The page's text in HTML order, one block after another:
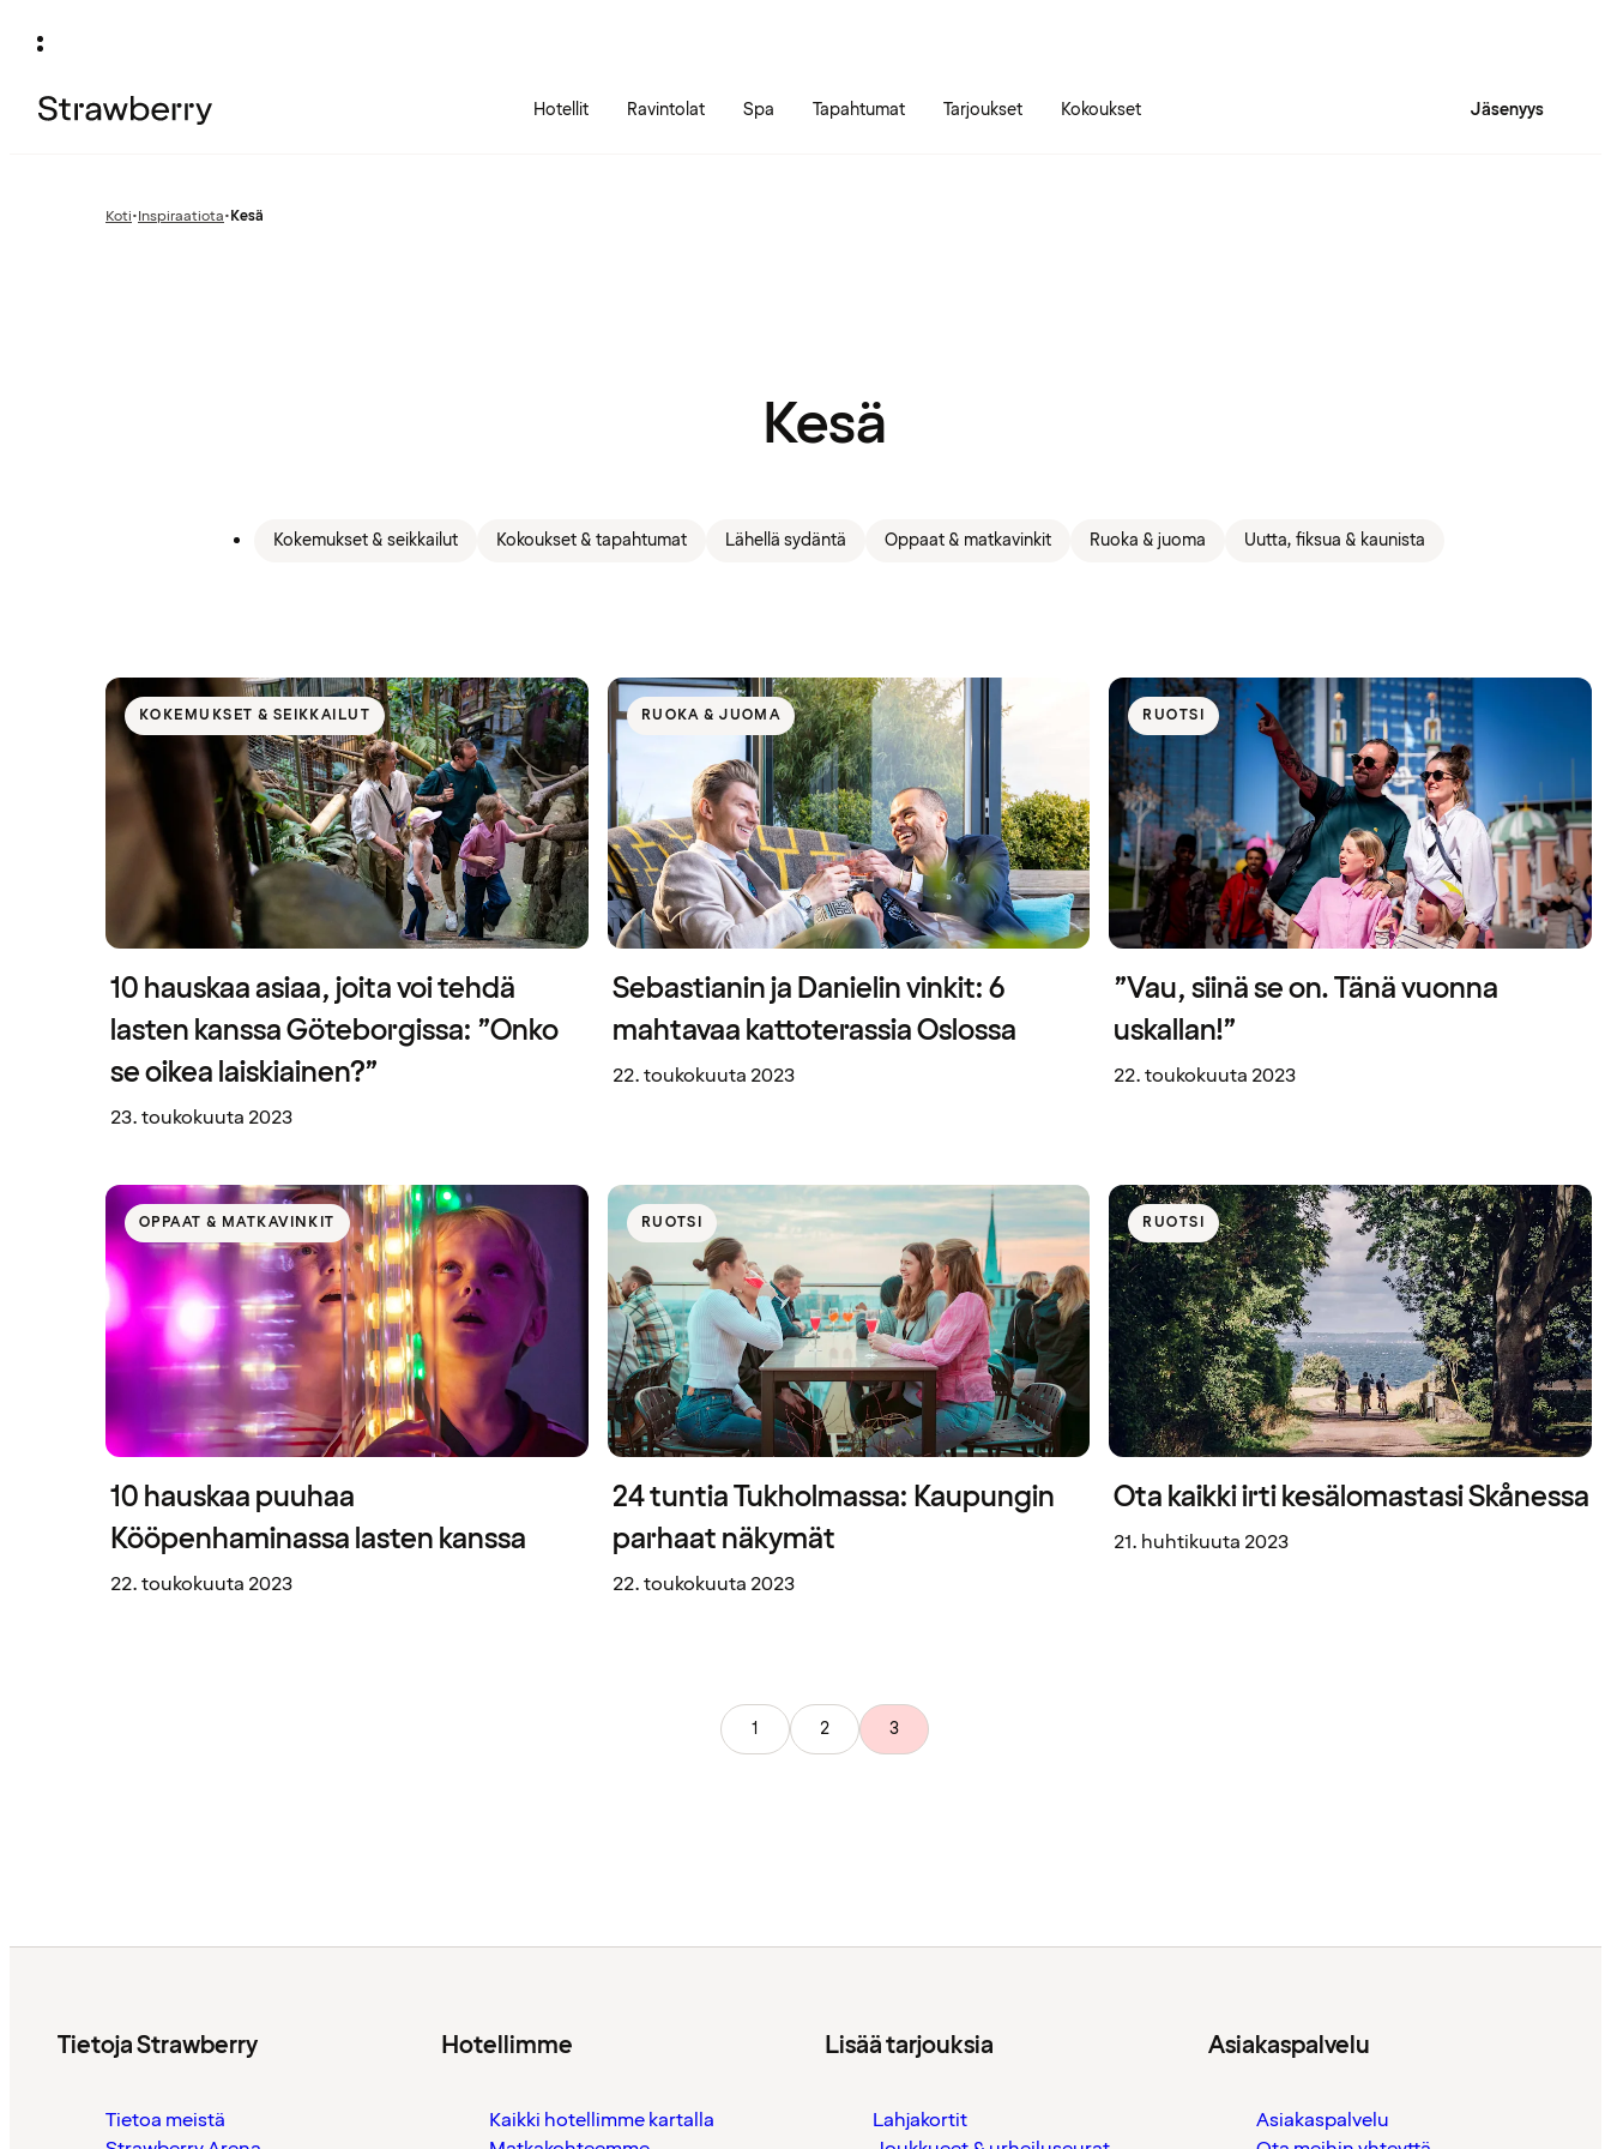
Hotellit Ravintolat Spa Tapahtumat Tarjoukset Kokoukset Jäsenyys
Koti•Edellinen
Inspiraatiota•Kesä
Kesä
Kokemukset & seikkailut Kokoukset & tapahtumat Lähellä sydäntä Oppaat & matkavinkit Ruoka & juoma Uutta, fiksua & kaunista
KOKEMUKSET & SEIKKAILUT
10 hauskaa asiaa, joita voi tehdä
lasten kanssa Göteborgissa: ”Onko
se oikea laiskiainen?”
23. toukokuuta 2023
RUOKA & JUOMA
Sebastianin ja Danielin vinkit: 6
mahtavaa kattoterassia Oslossa
22. toukokuuta 2023
RUOTSI
”Vau, siinä se on. Tänä vuonna
uskallan!”
22. toukokuuta 2023
OPPAAT & MATKAVINKIT
10 hauskaa puuhaa
Kööpenhaminassa lasten kanssa
22. toukokuuta 2023
RUOTSI
24 tuntia Tukholmassa: Kaupungin
parhaat näkymät
22. toukokuuta 2023
RUOTSI
Ota kaikki irti kesälomastasi Skånessa
21. huhtikuuta 2023
1 2 3
Tietoja Strawberry
Tietoa meistä
Hotellimme
Kaikki hotellimme kartalla
Lisää tarjouksia
Lahjakortit
Asiakaspalvelu
Asiakaspalvelu